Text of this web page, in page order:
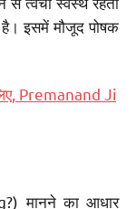
इसमें मौजूद पोषक
Premanand Ji
मानने का आधार